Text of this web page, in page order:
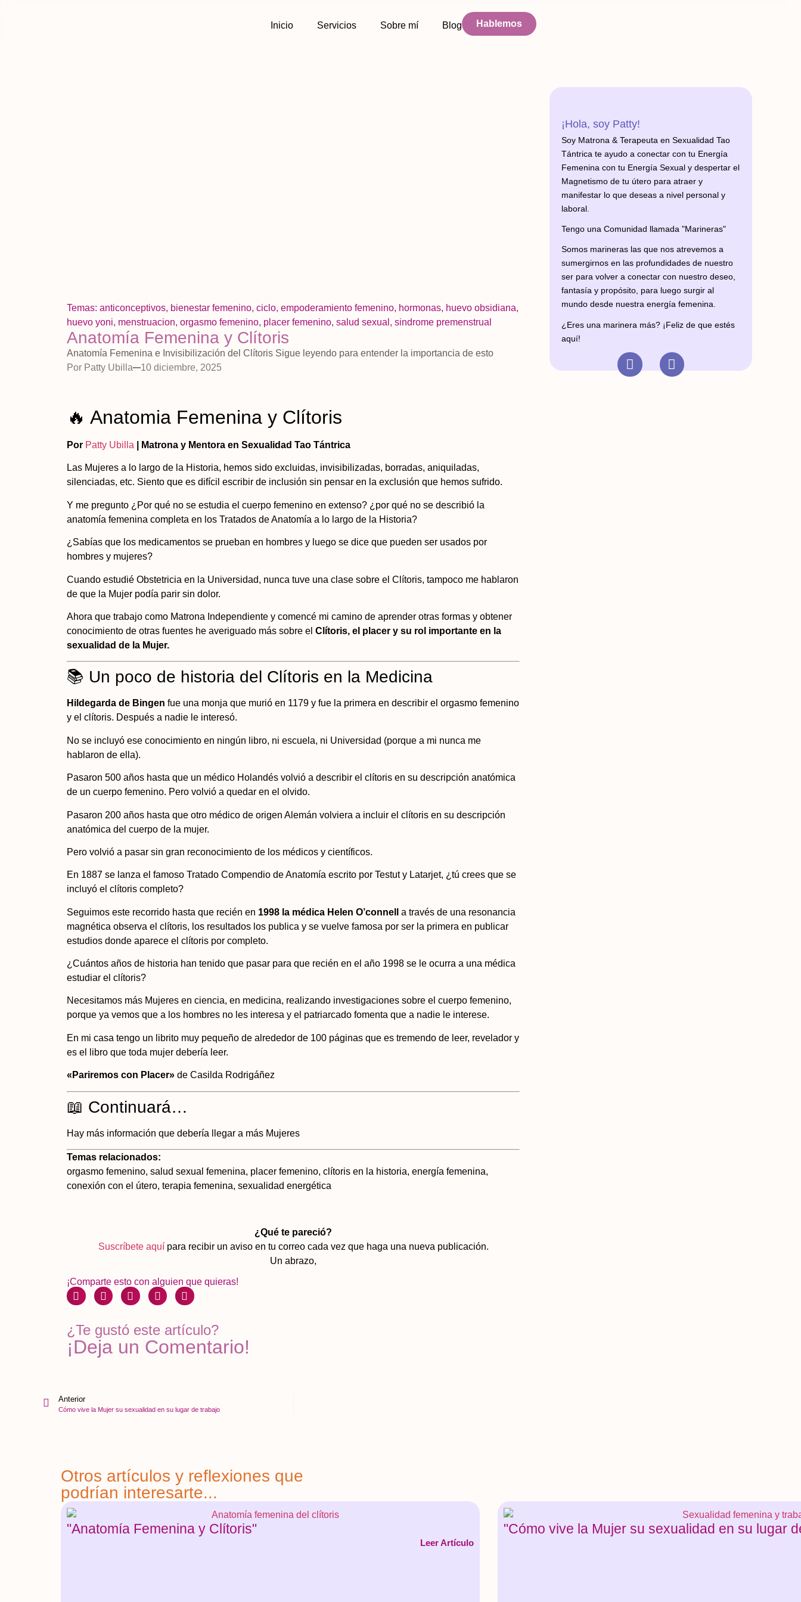
Inicio Servicios Sobre mí Blog Hablemos
Temas: anticonceptivos, bienestar femenino, ciclo, empoderamiento femenino, hormonas, huevo obsidiana,
huevo yoni, menstruacion, orgasmo femenino, placer femenino, salud sexual , sindrome premenstrual
Anatomía Femenina y Clítoris
Anatomía Femenina e Invisibilización del Clítoris Sigue leyendo para entender la importancia de esto
Por Patty Ubilla 10 diciembre, 2025
🔥 Anatomia Femenina y Clítoris
Por Patty Ubilla | Matrona y Mentora en Sexualidad Tao Tántrica
Las Mujeres a lo largo de la Historia, hemos sido excluidas, invisibilizadas, borradas, aniquiladas,
silenciadas, etc. Siento que es difícil escribir de inclusión sin pensar en la exclusión que hemos sufrido.
Y me pregunto ¿Por qué no se estudia el cuerpo femenino en extenso? ¿por qué no se describió la
anatomía femenina completa en los Tratados de Anatomía a lo largo de la Historia?
¿Sabías que los medicamentos se prueban en hombres y luego se dice que pueden ser usados por
hombres y mujeres?
Cuando estudié Obstetricia en la Universidad, nunca tuve una clase sobre el Clítoris, tampoco me hablaron
de que la Mujer podía parir sin dolor.
Ahora que trabajo como Matrona Independiente y comencé mi camino de aprender otras formas y obtener
conocimiento de otras fuentes he averiguado más sobre el Clítoris, el placer y su rol importante en la
sexualidad de la Mujer.
📚 Un poco de historia del Clítoris en la Medicina
Hildegarda de Bingen fue una monja que murió en 1179 y fue la primera en describir el orgasmo femenino
y el clítoris. Después a nadie le interesó.
No se incluyó ese conocimiento en ningún libro, ni escuela, ni Universidad (porque a mi nunca me
hablaron de ella).
Pasaron 500 años hasta que un médico Holandés volvió a describir el clítoris en su descripción anatómica
de un cuerpo femenino. Pero volvió a quedar en el olvido.
Pasaron 200 años hasta que otro médico de origen Alemán volviera a incluir el clítoris en su descripción
anatómica del cuerpo de la mujer.
Pero volvió a pasar sin gran reconocimiento de los médicos y científicos.
En 1887 se lanza el famoso Tratado Compendio de Anatomía escrito por Testut y Latarjet, ¿tú crees que se
incluyó el clítoris completo?
Seguimos este recorrido hasta que recién en 1998 la médica Helen O’connell
a través de una resonancia
magnética observa el clítoris, los resultados los publica y se vuelve famosa por ser la primera en publicar
estudios donde aparece el clítoris por completo.
¿Cuántos años de historia han tenido que pasar para que recién en el año 1998 se le ocurra a una médica
estudiar el clítoris?
Necesitamos más Mujeres en ciencia, en medicina, realizando investigaciones sobre el cuerpo femenino,
porque ya vemos que a los hombres no les interesa y el patriarcado fomenta que a nadie le interese.
En mi casa tengo un librito muy pequeño de alrededor de 100 páginas que es tremendo de leer, revelador y
es el libro que toda mujer debería leer.
«Pariremos con Placer» de Casilda Rodrigáñez
📖 Continuará…
Hay más información que debería llegar a más Mujeres
Temas relacionados:
orgasmo femenino, salud sexual femenina, placer femenino, clítoris en la historia, energía femenina,
conexión con el útero, terapia femenina, sexualidad energética
¿Qué te pareció?
Suscríbete aquí para recibir un aviso en tu correo cada vez que haga una nueva publicación.
Un abrazo,
¡Comparte esto con alguien que quieras!
¿Te gustó este artículo?
¡Deja un Comentario!
Anterior
Cómo vive la Mujer su sexualidad en su lugar de trabajo
¡Hola, soy Patty!
Soy Matrona & Terapeuta en Sexualidad Tao
Tántrica te ayudo a conectar con tu Energía
Femenina con tu Energía Sexual y despertar el
Magnetismo de tu útero para atraer y
manifestar lo que deseas a nivel personal y
laboral.
Tengo una Comunidad llamada "Marineras"
Somos marineras las que nos atrevemos a
sumergirnos en las profundidades de nuestro
ser para volver a conectar con nuestro deseo,
fantasía y propósito, para luego surgir al
mundo desde nuestra energía femenina.
¿Eres una marinera más? ¡Feliz de que estés
aquí!
Otros artículos y reflexiones que
podrían interesarte...
"Anatomía Femenina y Clítoris"
Leer Artículo
"Cómo vive la Mujer su sexualidad en su lugar